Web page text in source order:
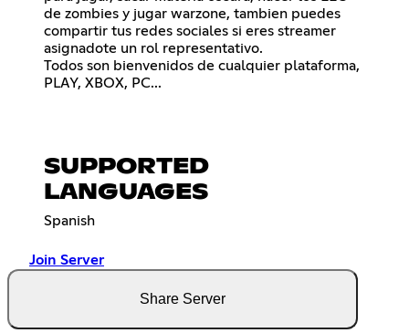
de zombies y jugar warzone, tambien puedes
compartir tus redes sociales si eres streamer
asignadote un rol representativo.
Todos son bienvenidos de cualquier plataforma,
PLAY, XBOX, PC...
SUPPORTED
LANGUAGES
Spanish
Join Server
Share Server